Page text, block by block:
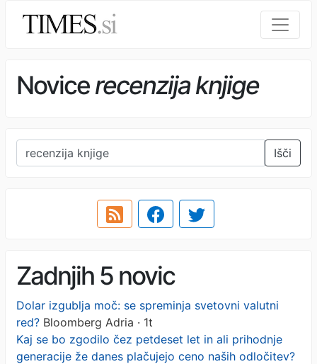
Novicerecenzija knjige
Išči
Zadnjih 5 novic
Dolar izgublja moč: se spreminja svetovni valutni
red? Bloomberg Adria · 1t
Kaj se bo zgodilo čez petdeset let in ali prihodnje
generacije že danes plačujejo ceno naših odločitev?